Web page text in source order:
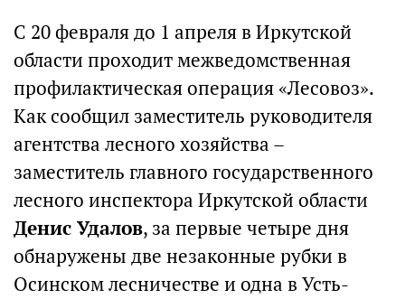
С 20 февраля до 1 апреля в Иркутской
области проходит межведомственная
профилактическая операция «Лесовоз».
Как сообщил заместитель руководителя
агентства лесного хозяйства –
заместитель главного государственного
лесного инспектора Иркутской области
Денис Удалов, за первые четыре дня
обнаружены две незаконные рубки в
Осинском лесничестве и одна в Усть-